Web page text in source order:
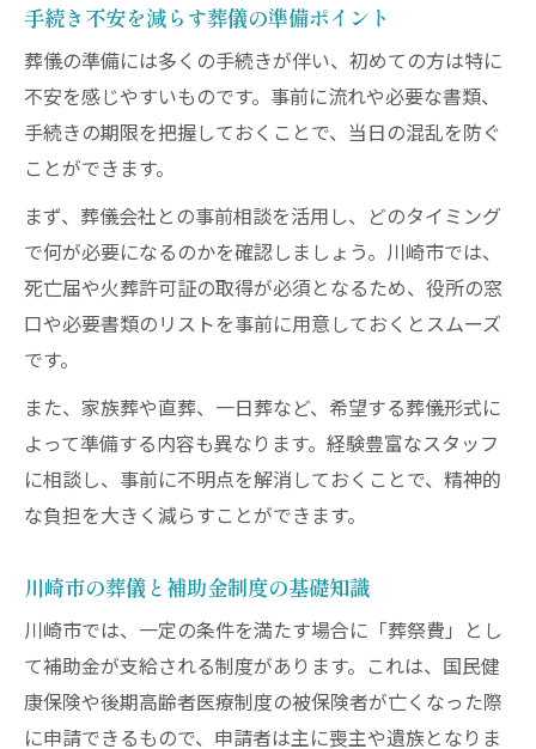
葬儀に使える補助金の申請方法を解説
川崎市の改葬許可申請書のポイント整理
後期高齢者葬祭費の制度活用ガイド
国民健康保険死亡時の手続き方法
家族葬の実践的な費用管理とポイント整理
家族葬における葬儀費用の内訳を解説
家族葬を選ぶ際の費用管理のコツ
川崎市の家族葬と見積もり比較の重要性
実際の家族葬で役立つポイント紹介
手続き不安を減らす葬儀の準備ポイント
葬儀の準備には多くの手続きが伴い、初めての方は特に
不安を感じやすいものです。事前に流れや必要な書類、
手続きの期限を把握しておくことで、当日の混乱を防ぐ
ことができます。
まず、葬儀会社との事前相談を活用し、どのタイミング
で何が必要になるのかを確認しましょう。川崎市では、
死亡届や火葬許可証の取得が必須となるため、役所の窓
口や必要書類のリストを事前に用意しておくとスムーズ
です。
また、家族葬や直葬、一日葬など、希望する葬儀形式に
よって準備する内容も異なります。経験豊富なスタッフ
に相談し、事前に不明点を解消しておくことで、精神的
な負担を大きく減らすことができます。
川崎市の葬儀と補助金制度の基礎知識
川崎市では、一定の条件を満たす場合に「葬祭費」とし
て補助金が支給される制度があります。これは、国民健
康保険や後期高齢者医療制度の被保険者が亡くなった際
に申請できるもので、申請者は主に喪主や遺族となりま